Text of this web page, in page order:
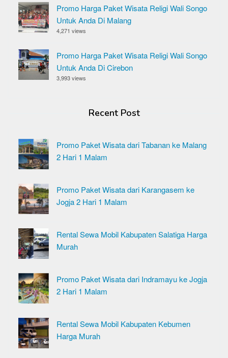
Promo Harga Paket Wisata Religi Wali Songo
Untuk Anda Di Malang
4,271 views
Promo Harga Paket Wisata Religi Wali Songo
Untuk Anda Di Cirebon
3,993 views
Recent Post
Promo Paket Wisata dari Tabanan ke Malang
2 Hari 1 Malam
Promo Paket Wisata dari Karangasem ke
Jogja 2 Hari 1 Malam
Rental Sewa Mobil Kabupaten Salatiga Harga
Murah
Promo Paket Wisata dari Indramayu ke Jogja
2 Hari 1 Malam
Rental Sewa Mobil Kabupaten Kebumen
Harga Murah